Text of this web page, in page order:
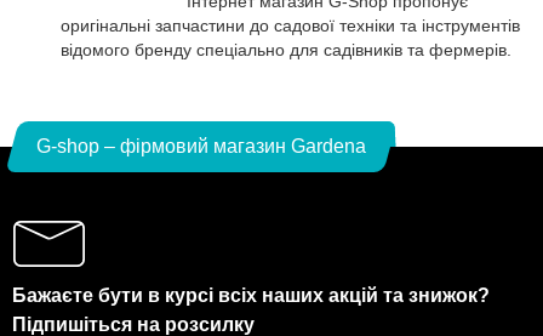
оригінальні запчастини до садової техніки та інструментів
відомого бренду спеціально для садівників та фермерів.
G-shop – фірмовий магазин Gardena
Бажаєте бути в курсі всіх наших акцій та знижок?
Підпишіться на розсилку